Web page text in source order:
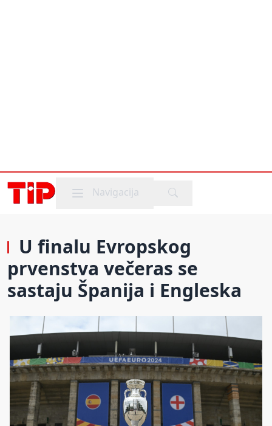
Mobile menu
Navigacija
U finalu Evropskog
prvenstva večeras se
sastaju Španija i Engleska